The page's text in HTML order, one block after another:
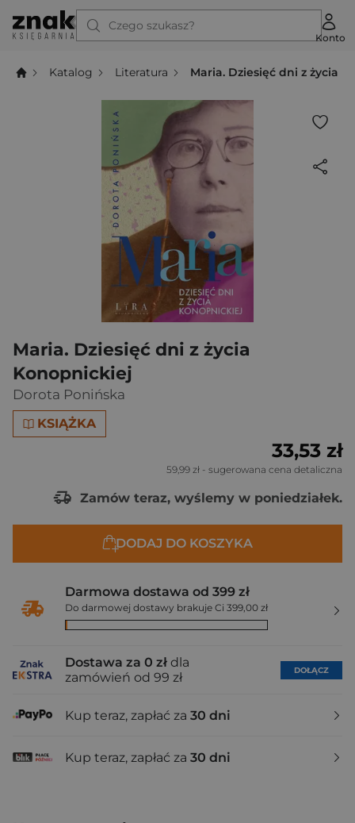
Czego szukasz?
Konto
Katalog Literatura Maria. Dziesięć dni z życia
Maria. Dziesięć dni z życia
Konopnickiej
Dorota Ponińska
KSIĄŻKA
33,53 zł
59,99 zł - sugerowana cena detaliczna
Zamów teraz, wyślemy w poniedziałek.
DODAJ DO KOSZYKA
Darmowa dostawa od 399 zł
Do darmowej dostawy brakuje Ci 399,00 zł
Dostawa za 0 zł dla
zamówień od 99 zł
DOŁĄCZ
Kup teraz, zapłać za 30 dni
Kup teraz, zapłać za 30 dni